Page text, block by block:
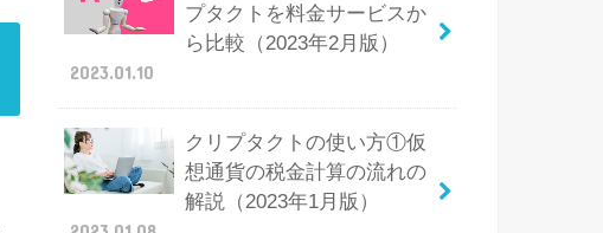
プタクトを料金サービスか
ら比較（2023年2月版）
2023.01.10
クリプタクトの使い方①仮
想通貨の税金計算の流れの
解説（2023年1月版）